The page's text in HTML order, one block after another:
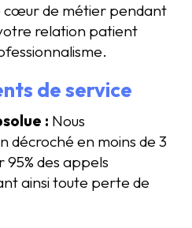
cœur de métier pendant
relation patient
de service
: Nous
décroché en moins de 3
des appels
ainsi toute perte de